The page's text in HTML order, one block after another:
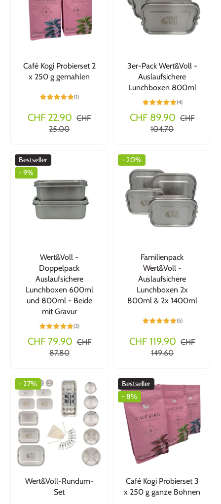
Café Kogi Probierset 2
x 250 g gemahlen
(1)
CHF 22.90 CHF
25.00
3er-Pack Wert&Voll -
Auslaufsichere
Lunchboxen 800ml
(4)
CHF 89.90 CHF
104.70
Bestseller
- 9%
Wert&Voll -
Doppelpack
Auslaufsichere
Lunchboxen 600ml
und 800ml - Beide
mit Gravur
(3)
CHF 79.90 CHF
87.80
- 20%
Familienpack
Wert&Voll -
Auslaufsichere
Lunchboxen 2x
800ml & 2x 1400ml
(5)
CHF 119.90 CHF
149.60
- 27%
Wert&Voll-Rundum-
Set
Bestseller
- 8%
Café Kogi Probierset 3
x 250 g ganze Bohnen